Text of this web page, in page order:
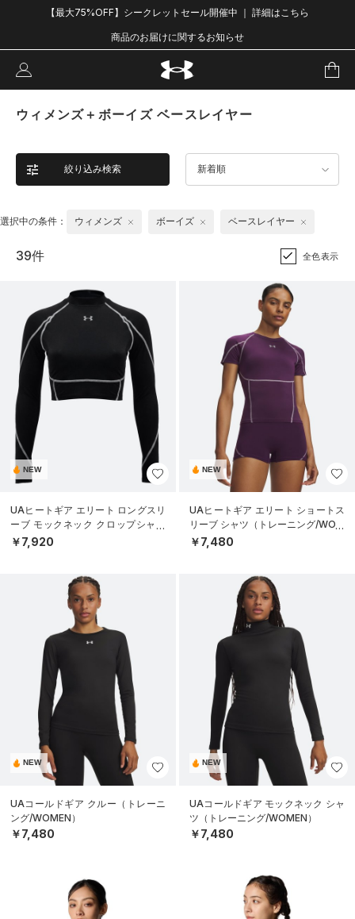
【最大75%OFF】シークレットセール開催中 ｜ 詳細はこちら
商品のお届けに関するお知らせ
ウィメンズ＋ボーイズ ベースレイヤー
絞り込み検索 新着順
選択中の条件： ウィメンズ ボーイズ ベースレイヤー
39件 全色表示
NEW
UAヒートギア エリート ロングスリ
ーブ モックネック クロップシャツ
（トレーニング/WOMEN）
￥7,920
NEW
UAヒートギア エリート ショートス
リーブ シャツ（トレーニング/WOM
EN）
￥7,480
NEW
UAコールドギア クルー（トレーニ
ング/WOMEN）
￥7,480
NEW
UAコールドギア モックネック シャ
ツ（トレーニング/WOMEN）
￥7,480